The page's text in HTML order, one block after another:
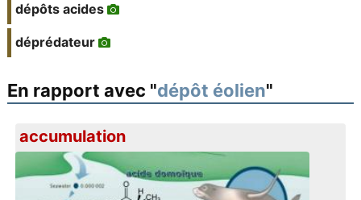
dépôts acides
déprédateur
En rapport avec "dépôt éolien"
accumulation